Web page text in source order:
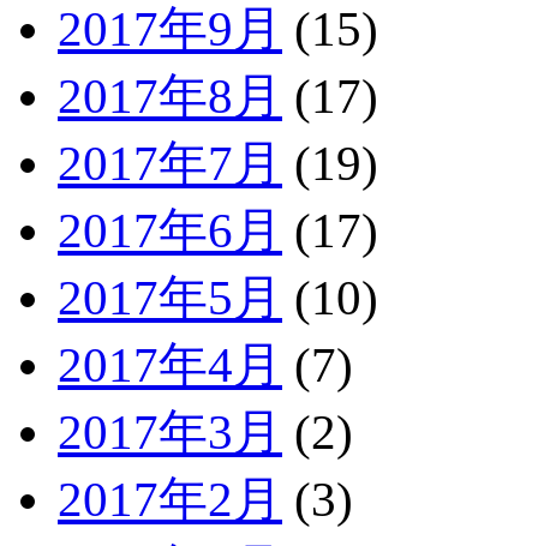
2017年9月 (15)
2017年8月 (17)
2017年7月 (19)
2017年6月 (17)
2017年5月 (10)
2017年4月 (7)
2017年3月 (2)
2017年2月 (3)